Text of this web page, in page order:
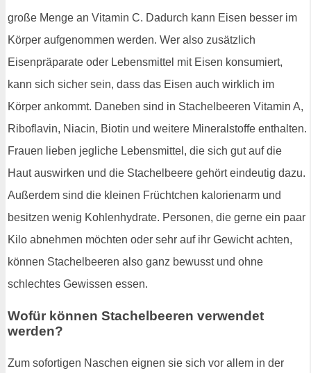
große Menge an Vitamin C. Dadurch kann Eisen besser im
Körper aufgenommen werden. Wer also zusätzlich
Eisenpräparate oder Lebensmittel mit Eisen konsumiert,
kann sich sicher sein, dass das Eisen auch wirklich im
Körper ankommt. Daneben sind in Stachelbeeren Vitamin A,
Riboflavin, Niacin, Biotin und weitere Mineralstoffe enthalten.
Frauen lieben jegliche Lebensmittel, die sich gut auf die
Haut auswirken und die Stachelbeere gehört eindeutig dazu.
Außerdem sind die kleinen Früchtchen kalorienarm und
besitzen wenig Kohlenhydrate. Personen, die gerne ein paar
Kilo abnehmen möchten oder sehr auf ihr Gewicht achten,
können Stachelbeeren also ganz bewusst und ohne
schlechtes Gewissen essen.
Wofür können Stachelbeeren verwendet
werden?
Zum sofortigen Naschen eignen sie sich vor allem in der